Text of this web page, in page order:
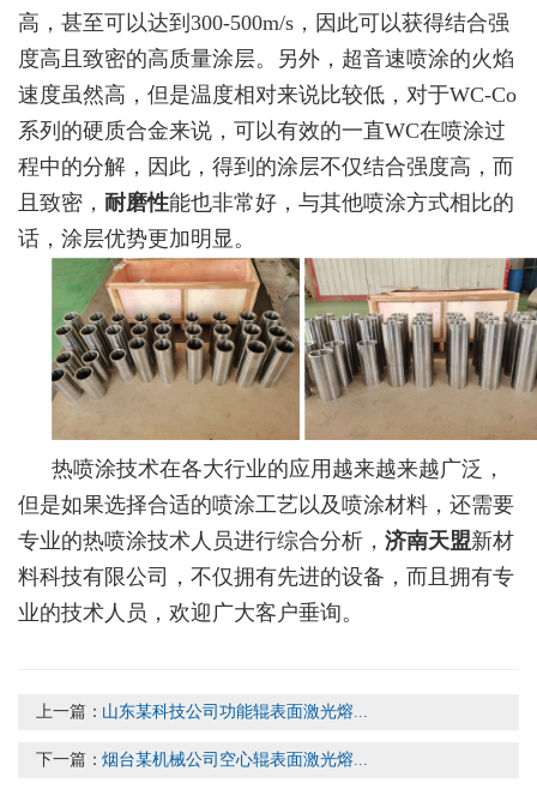
高，甚至可以达到300-500m/s，因此可以获得结合强
度高且致密的高质量涂层。另外，超音速喷涂的火焰
速度虽然高，但是温度相对来说比较低，对于WC-Co
系列的硬质合金来说，可以有效的一直WC在喷涂过
程中的分解，因此，得到的涂层不仅结合强度高，而
且致密， 耐磨性能也非常好，与其他喷涂方式相比的
话，涂层优势更加明显。
热喷涂技术在各大行业的应用越来越来越广泛，
但是如果选择合适的喷涂工艺以及喷涂材料，还需要
专业的热喷涂技术人员进行综合分析， 济南天盟新材
料科技有限公司，不仅拥有先进的设备，而且拥有专
业的技术人员，欢迎广大客户垂询。
上一篇： 山东某科技公司功能辊表面激光熔...
下一篇：烟台某机械公司空心辊表面激光熔...